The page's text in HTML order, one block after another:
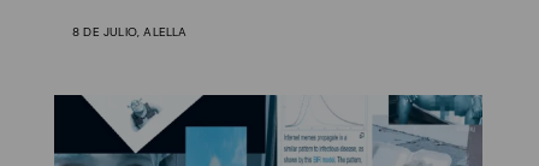
8 DE JULIO, ALELLA